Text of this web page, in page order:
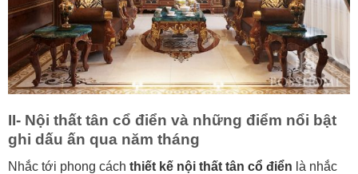
II- Nội thất tân cổ điển và những điểm nổi bật
ghi dấu ấn qua năm tháng
Nhắc tới phong cách thiết kế nội thất tân cổ điển là nhắc